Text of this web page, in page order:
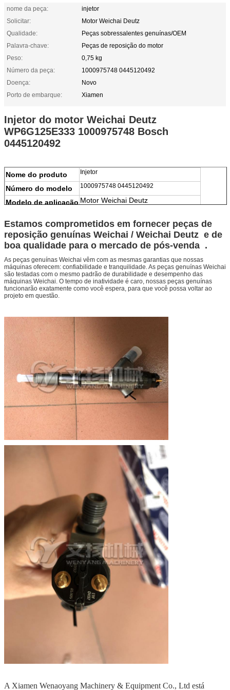
nome da peça:
injetor
Solicitar:
Motor Weichai Deutz
Qualidade:
Peças sobressalentes genuínas/OEM
Palavra-chave:
Peças de reposição do motor
Peso:
0,75 kg
Número da peça:
1000975748 0445120492
Doença:
Novo
Porto de embarque:
Xiamen
Injetor do motor Weichai Deutz
WP6G125E333 1000975748 Bosch
0445120492
Nome do produto Injetor
Número do modelo 1000975748 0445120492
Modelo de aplicação Motor Weichai Deutz
MOQ
1 peça
Peso
0,75 kg
Quantidade
Origem
China Continental
Embalagem
Caixa de madeira ou caixa de cartão
Tempo de entrega
Dentro de 2-5 dias
Estamos comprometidos em fornecer peças de
reposição genuínas Weichai / Weichai Deutz e de
boa qualidade para o mercado de pós-venda .
As peças genuínas Weichai vêm com as mesmas garantias que nossas
máquinas oferecem: confiabilidade e tranquilidade. As peças genuínas Weichai
são testadas com o mesmo padrão de durabilidade e desempenho das
máquinas Weichai. O tempo de inatividade é caro, nossas peças genuínas
funcionarão exatamente como você espera, para que você possa voltar ao
projeto em questão.
A Xiamen Wenaoyang Machinery & Equipment Co., Ltd está